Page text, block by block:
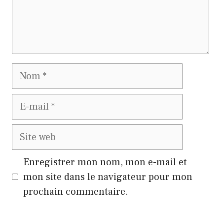
Nom
E-
Site
Enregistrer mon nom, mon e-mail et
mon site dans le navigateur pour mon
prochain commentaire.